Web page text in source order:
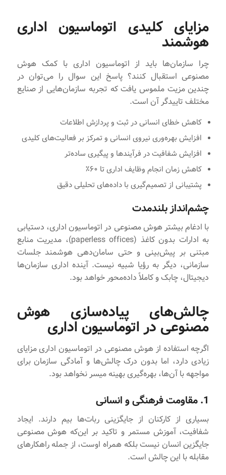
مزایای کلیدی اتوماسیون اداری
هوشمند
چرا سازمان‌ها باید از اتوماسیون اداری با کمک هوش
مصنوعی استقبال کنند؟ پاسخ این سوال را می‌توان در
چندین مزیت ملموس یافت که تجربه سازمان‌هایی از صنایع
مختلف تاییدگر آن است.
کاهش خطای انسانی در ثبت و پردازش اطلاعات
افزایش بهره‌وری نیروی انسانی و تمرکز بر فعالیت‌های کلیدی
افزایش شفافیت در فرآیندها و پیگیری ساده‌تر
کاهش زمان انجام وظایف اداری تا ۶۰٪
پشتیبانی از تصمیم‌گیری با داده‌های تحلیلی دقیق
چشم‌انداز بلندمدت
با ادغام بیشتر هوش مصنوعی در اتوماسیون اداری، دستیابی
به ادارات بدون کاغذ (paperless offices)، مدیریت منابع
مبتنی بر پیش‌بینی و حتی سامان‌دهی هوشمند جلسات
سازمانی، دیگر به رؤیا شبیه نیست. آینده اداری سازمان‌ها
دیجیتال، چابک و کاملاً داده‌محور خواهد بود.
چالش‌های پیاده‌سازی هوش
مصنوعی در اتوماسیون اداری
اگرچه استفاده از هوش مصنوعی در اتوماسیون اداری مزایای
زیادی دارد، اما بدون درک چالش‌ها و آمادگی سازمان برای
مواجهه با آن‌ها، بهره‌گیری بهینه میسر نخواهد بود.
1. مقاومت فرهنگی و انسانی
بسیاری از کارکنان از جایگزینی ربات‌ها بیم دارند. ایجاد
شفافیت، آموزش مستمر و تاکید بر این‌که هوش مصنوعی
جایگزین انسان نیست بلکه همراه اوست، از جمله راهکارهای
مقابله با این چالش است.